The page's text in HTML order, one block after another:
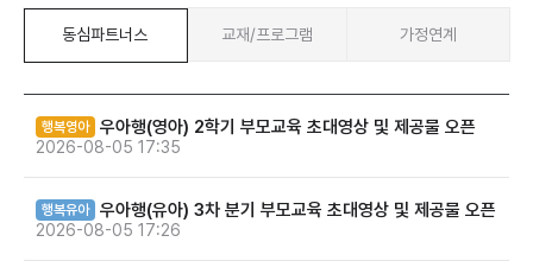
동심파트너스 교재/프로그램 가정연계
행복영아 우아행(영아) 2학기 부모교육 초대영상 및 제공물 오픈
2026-08-05 17:35
행복유아 우아행(유아) 3차 분기 부모교육 초대영상 및 제공물 오픈
2026-08-05 17:26